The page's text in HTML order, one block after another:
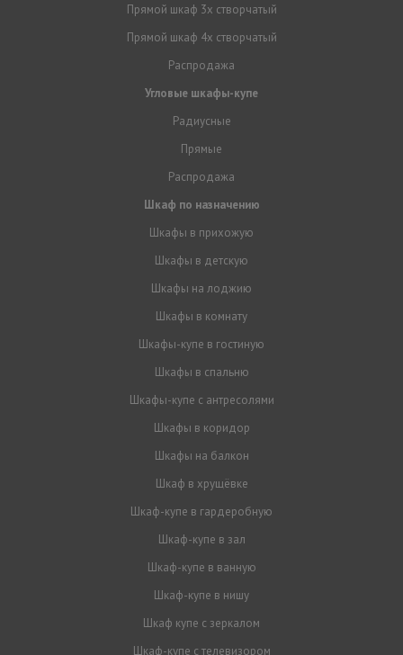
Прямой шкаф 3х створчатый
Прямой шкаф 4х створчатый
Распродажа
Угловые шкафы-купе
Радиусные
Прямые
Распродажа
Шкаф по назначению
Шкафы в прихожую
Шкафы в детскую
Шкафы на лоджию
Шкафы в комнату
Шкафы-купе в гостиную
Шкафы в спальню
Шкафы-купе с антресолями
Шкафы в коридор
Шкафы на балкон
Шкаф в хрущёвке
Шкаф-купе в гардеробную
Шкаф-купе в зал
Шкаф-купе в ванную
Шкаф-купе в нишу
Шкаф купе с зеркалом
Шкаф-купе с телевизором